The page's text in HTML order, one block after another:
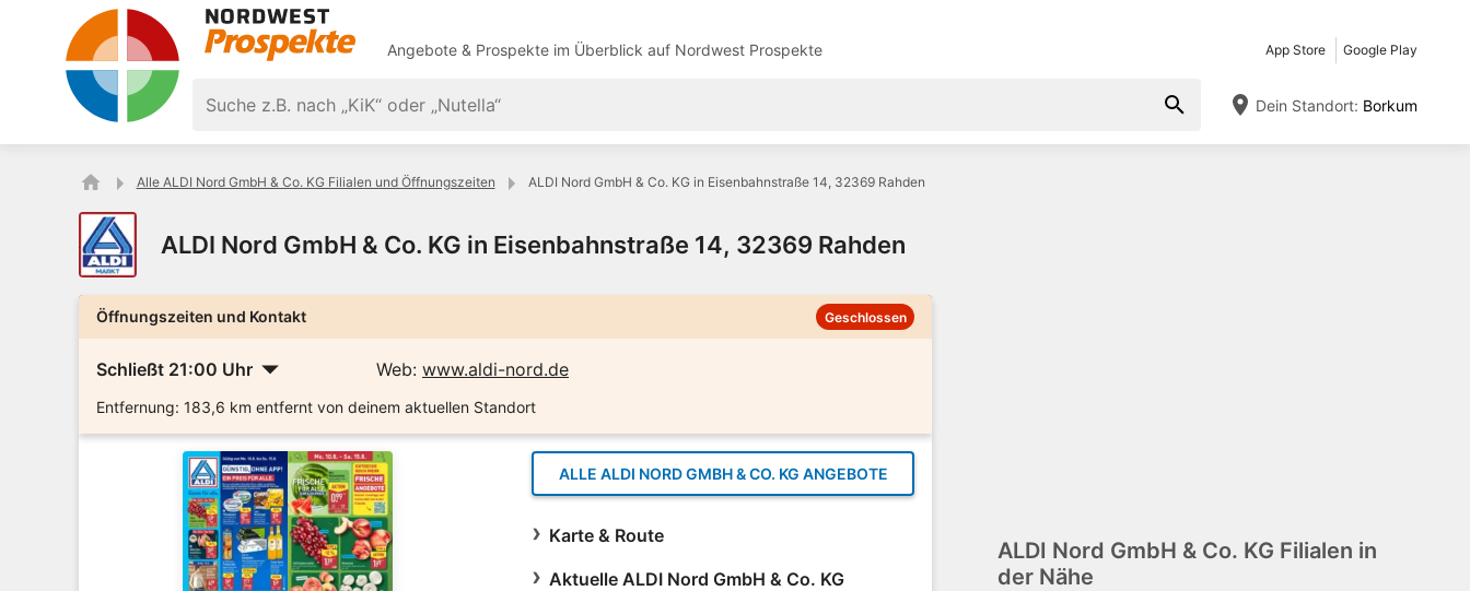
Angebote & Prospekte im Überblick auf Nordwest Prospekte App Store Google Play
Dein Standort: Borkum
Alle ALDI Nord GmbH & Co. KG Filialen und Öffnungszeiten ALDI Nord GmbH & Co. KG in Eisenbahnstraße 14, 32369 Rahden
ALDI Nord GmbH & Co. KG in Eisenbahnstraße 14, 32369 Rahden
Öffnungszeiten und Kontakt Geschlossen
Schließt 21:00 Uhr Web: www.aldi-nord.de
Entfernung: 183,6 km entfernt von deinem aktuellen Standort
ALLE ALDI NORD GMBH & CO. KG ANGEBOTE
Karte & Route
Aktuelle ALDI Nord GmbH & Co. KG
ALDI Nord GmbH & Co. KG Filialen in
der Nähe